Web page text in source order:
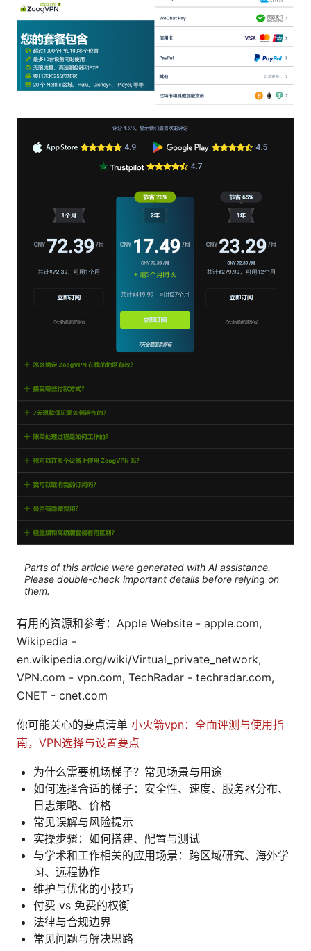
Parts of this article were generated with AI assistance.
Please double-check important details before relying on
them.
有用的资源和参考：Apple Website - apple.com,
Wikipedia -
en.wikipedia.org/wiki/Virtual_private_network,
VPN.com - vpn.com, TechRadar - techradar.com,
CNET - cnet.com
你可能关心的要点清单 小火箭vpn：全面评测与使用指
南，VPN选择与设置要点
为什么需要机场梯子？常见场景与用途
如何选择合适的梯子：安全性、速度、服务器分布、
日志策略、价格
常见误解与风险提示
实操步骤：如何搭建、配置与测试
与学术和工作相关的应用场景：跨区域研究、海外学
习、远程协作
维护与优化的小技巧
付费 vs 免费的权衡
法律与合规边界
常见问题与解决思路